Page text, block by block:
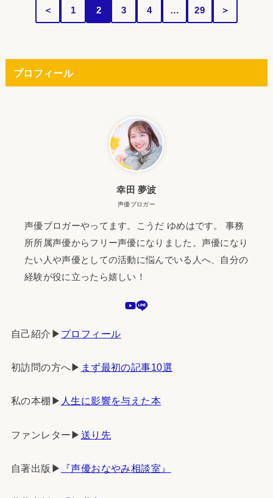
＜ 1 2 3 4 … 29 ＞
プロフィール
幸田 夢波
声優ブロガー
声優ブロガーやってます。こうだ ゆめはです。 事務
所所属声優からフリー声優になりました。声優になり
たい人や声優としての活動に悩んでいる人へ、自分の
経験が役に立ったら嬉しい！
自己紹介▶︎ プロフィール
初訪問の方へ▶︎ まず最初の記事10選
私の本棚▶︎ 人生に影響を与えた本
ファンレター▶︎ 送り先
自著出版▶︎ 『声優おなやみ相談室』